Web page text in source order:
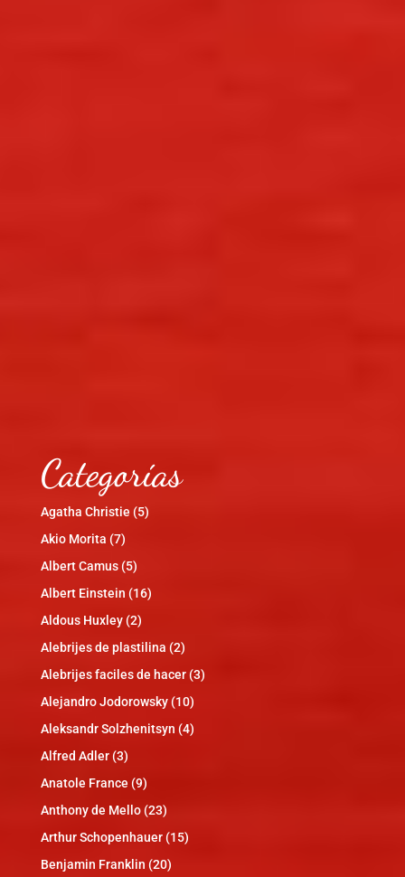
Categorías
Agatha Christie (5)
Akio Morita (7)
Albert Camus(5)
Albert Einstein (16)
Aldous Huxley(2)
Alebrijes de plastilina (2)
Alebrijes faciles de hacer(3)
Alejandro Jodorowsky(10)
Aleksandr Solzhenitsyn (4)
Alfred Adler(3)
Anatole France (9)
Anthony de Mello(23)
Arthur Schopenhauer(15)
Benjamin Franklin (20)